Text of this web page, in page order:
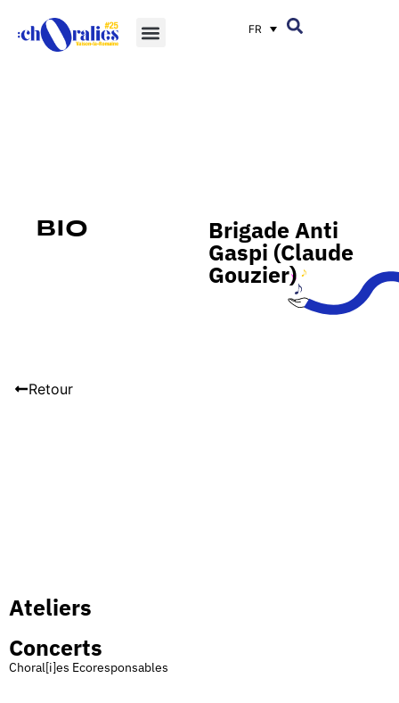
FR
Bio Brigade Anti
Gaspi (Claude
Gouzier)
Retour
Ateliers
Concerts
Choral[i]es Ecoresponsables